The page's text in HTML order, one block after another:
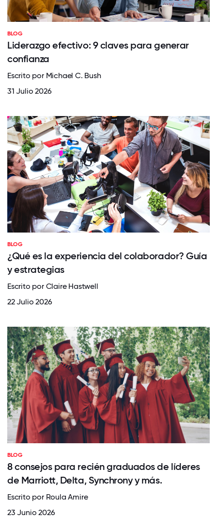
BLOG
Liderazgo efectivo: 9 claves para generar
confianza
Escrito por Michael C. Bush
31 Julio 2026
BLOG
¿Qué es la experiencia del colaborador? Guía
y estrategias
Escrito por Claire Hastwell
22 Julio 2026
BLOG
8 consejos para recién graduados de líderes
de Marriott, Delta, Synchrony y más.
Escrito por Roula Amire
23 Junio 2026